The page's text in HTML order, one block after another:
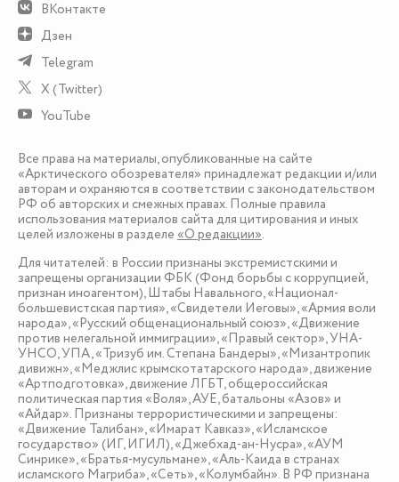
ВКонтакте
Дзен
Telegram
X (Twitter)
YouTube
Все права на материалы, опубликованные на сайте
«Арктического обозревателя» принадлежат редакции и/или
авторам и охраняются в соответствии с законодательством
РФ об авторских и смежных правах. Полные правила
использования материалов сайта для цитирования и иных
целей изложены в разделе«О редакции».
Для читателей: в России признаны экстремистскими и
запрещены организации ФБК (Фонд борьбы с коррупцией,
признан иноагентом), Штабы Навального, «Национал-
большевистская партия», «Свидетели Иеговы», «Армия воли
народа», «Русский общенациональный союз», «Движение
против нелегальной иммиграции», «Правый сектор», УНА-
УНСО, УПА, «Тризуб им. Степана Бандеры», «Мизантропик
дивижн», «Меджлис крымскотатарского народа», движение
«Артподготовка», движение ЛГБТ, общероссийская
политическая партия «Воля», АУЕ, батальоны «Азов» и
«Айдар». Признаны террористическими и запрещены:
«Движение Талибан», «Имарат Кавказ», «Исламское
государство» (ИГ, ИГИЛ), «Джебхад-ан-Нусра», «АУМ
Синрике», «Братья-мусульмане», «Аль-Каида в странах
исламского Магриба», «Сеть», «Колумбайн». В РФ признана